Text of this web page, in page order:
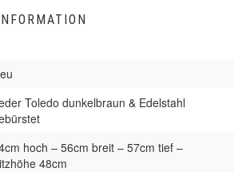
Toledo dunkelbraun & Edelstahl
hoch – 56cm breit – 57cm tief –
48cm